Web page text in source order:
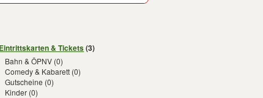
Eintrittskarten & Tickets(3)
Bahn & ÖPNV (0)
Comedy & Kabarett (0)
Gutscheine (0)
Kinder (0)